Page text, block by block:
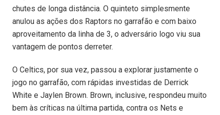
chutes de longa distância. O quinteto simplesmente
anulou as ações dos Raptors no garrafão e com baixo
aproveitamento da linha de 3, o adversário logo viu sua
vantagem de pontos derreter.
O Celtics, por sua vez, passou a explorar justamente o
jogo no garrafão, com rápidas investidas de Derrick
White e Jaylen Brown. Brown, inclusive, respondeu muito
bem às críticas na última partida, contra os Nets e